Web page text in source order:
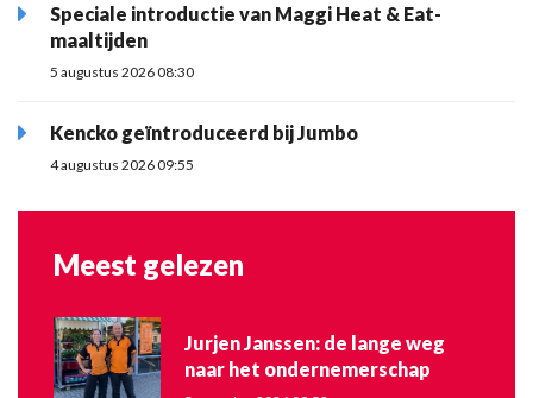
Speciale introductie van Maggi Heat & Eat-
maaltijden
5 augustus 2026 08:30
Kencko geïntroduceerd bij Jumbo
4 augustus 2026 09:55
Meest gelezen
Jurjen Janssen: de lange weg
naar het ondernemerschap